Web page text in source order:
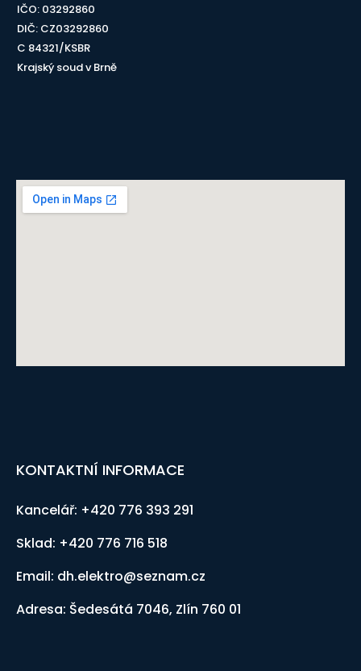
IČO: 03292860
DIČ: CZ03292860
C 84321/KSBR
Krajský soud v Brně
KONTAKTNÍ INFORMACE
Kancelář: +420 776 393 291
Sklad: +420 776 716 518
Email: dh.elektro@seznam.cz
Adresa: Šedesátá 7046, Zlín 760 01